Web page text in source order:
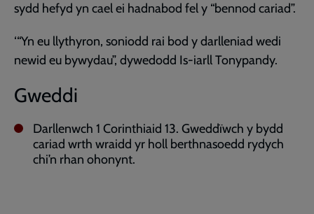
sydd hefyd yn cael ei hadnabod fel y “bennod cariad”.
‘“Yn eu llythyron, soniodd rai bod y darlleniad wedi
newid eu bywydau”, dywedodd Is-iarll Tonypandy.
Gweddi
Darllenwch 1 Corinthiaid 13. Gweddïwch y bydd
cariad wrth wraidd yr holl berthnasoedd rydych
chi’n rhan ohonynt.